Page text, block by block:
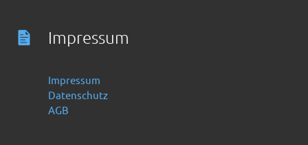
Impressum
Impressum
Datenschutz
AGB